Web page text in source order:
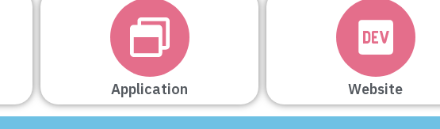
Application Website